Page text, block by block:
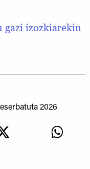
gazi izozkiarekin
2026